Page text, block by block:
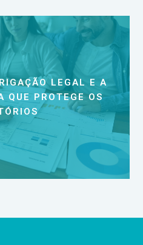
LEGAL E A
QUE PROTEGE OS